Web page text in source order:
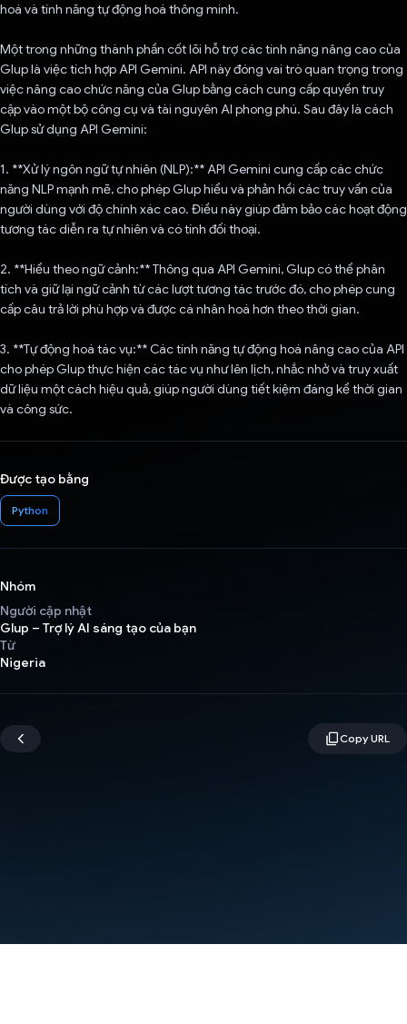
hoá và tính năng tự động hoá thông minh.
Một trong những thành phần cốt lõi hỗ trợ các tính năng nâng cao của
Glup là việc tích hợp API Gemini. API này đóng vai trò quan trọng trong
việc nâng cao chức năng của Glup bằng cách cung cấp quyền truy
cập vào một bộ công cụ và tài nguyên AI phong phú. Sau đây là cách
Glup sử dụng API Gemini:
1. **Xử lý ngôn ngữ tự nhiên (NLP):** API Gemini cung cấp các chức
năng NLP mạnh mẽ, cho phép Glup hiểu và phản hồi các truy vấn của
người dùng với độ chính xác cao. Điều này giúp đảm bảo các hoạt động
tương tác diễn ra tự nhiên và có tính đối thoại.
2. **Hiểu theo ngữ cảnh:** Thông qua API Gemini, Glup có thể phân
tích và giữ lại ngữ cảnh từ các lượt tương tác trước đó, cho phép cung
cấp câu trả lời phù hợp và được cá nhân hoá hơn theo thời gian.
3. **Tự động hoá tác vụ:** Các tính năng tự động hoá nâng cao của API
cho phép Glup thực hiện các tác vụ như lên lịch, nhắc nhở và truy xuất
dữ liệu một cách hiệu quả, giúp người dùng tiết kiệm đáng kể thời gian
và công sức.
Được tạo bằng
Python
Nhóm
Người cập nhật
Glup – Trợ lý AI sáng tạo của bạn
Từ
Nigeria